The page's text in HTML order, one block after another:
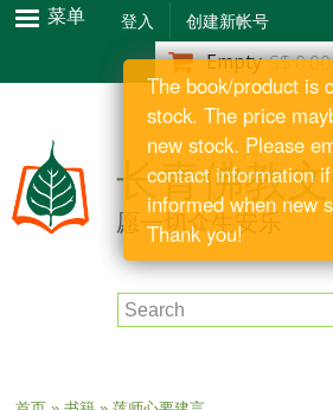
跳
转
到
主
要
内
容
菜单 登入 创建新帐号
Empty S$ 0.00
长青佛教
愿一切众生安乐
Search
The book/product is
stock. The price
new stock. Please
contact information
informed when new
Thank you!